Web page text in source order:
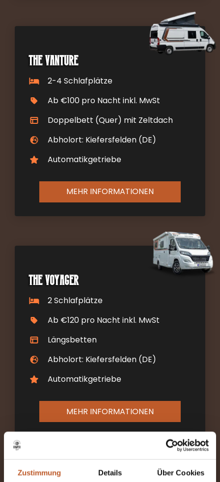
Zustimmung Details Über Cookies
The Vanture
2-4 Schlafplätze
Ab €100 pro Nacht inkl. MwSt
Doppelbett (Quer) mit Zeltdach
Abholort: Kiefersfelden (DE)
Automatikgetriebe
MEHR INFORMATIONEN
The Voyager
2 Schlafplätze
Ab €120 pro Nacht inkl. MwSt
Längsbetten
Abholort: Kiefersfelden (DE)
Automatikgetriebe
MEHR INFORMATIONEN